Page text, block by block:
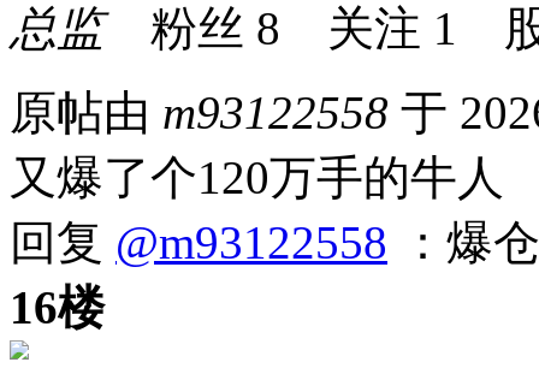
总监粉丝 8 关注 1
原帖由 m93122558 于
又爆了个120万手的牛人
回复 @m93122558 ：爆
16楼